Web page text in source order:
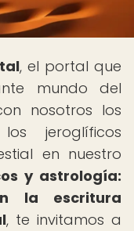
, el portal que
mundo del
nosotros los
jeroglíficos
en nuestro
y astrología:
la escritura
, te invitamos a